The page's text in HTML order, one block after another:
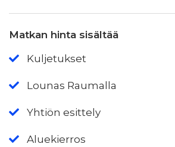
Matkan hinta sisältää
Kuljetukset
Lounas Raumalla
Yhtiön esittely
Aluekierros